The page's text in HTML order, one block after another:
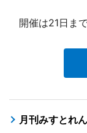
開催は21日まで
月刊みすとれ